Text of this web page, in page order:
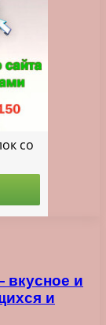
и
и